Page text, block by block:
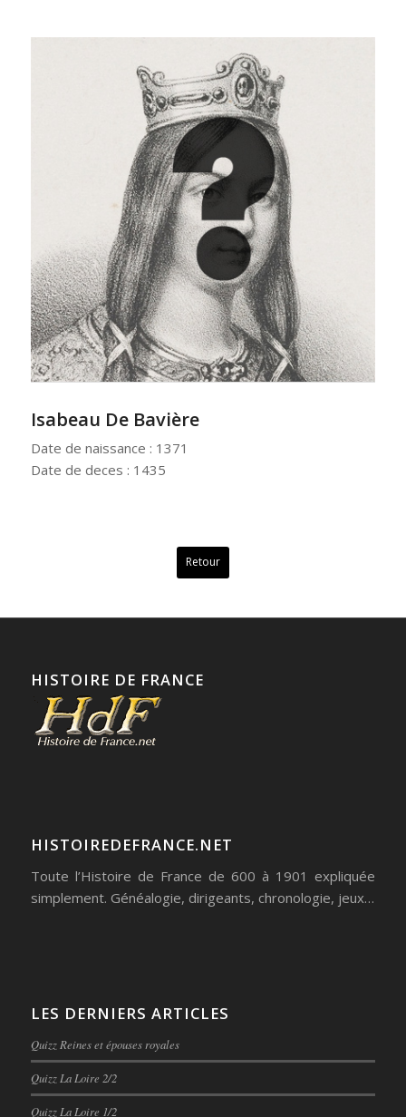
Isabeau De Bavière
Date de naissance : 1371
Date de deces : 1435
Retour
HISTOIRE DE FRANCE
HISTOIREDEFRANCE.NET
Toute l’Histoire de France de 600 à 1901 expliquée
simplement. Généalogie, dirigeants, chronologie, jeux…
LES DERNIERS ARTICLES
Quizz Reines et épouses royales
Quizz La Loire 2/2
Quizz La Loire 1/2